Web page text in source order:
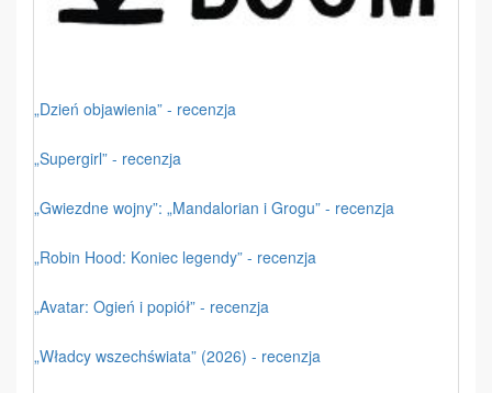
„Dzień objawienia” - recenzja
„Supergirl” - recenzja
„Gwiezdne wojny”: „Mandalorian i Grogu” - recenzja
„Robin Hood: Koniec legendy” - recenzja
„Avatar: Ogień i popiół” - recenzja
„Władcy wszechświata” (2026) - recenzja